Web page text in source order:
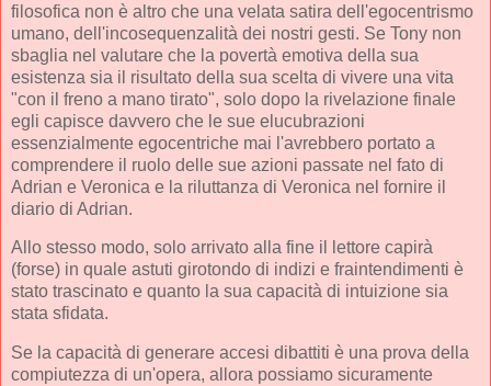
filosofica non è altro che una velata satira dell'egocentrismo
umano, dell'incosequenzalità dei nostri gesti. Se Tony non
sbaglia nel valutare che la povertà emotiva della sua
esistenza sia il risultato della sua scelta di vivere una vita
"con il freno a mano tirato", solo dopo la rivelazione finale
egli capisce davvero che le sue elucubrazioni
essenzialmente egocentriche mai l'avrebbero portato a
comprendere il ruolo delle sue azioni passate nel fato di
Adrian e Veronica e la riluttanza di Veronica nel fornire il
diario di Adrian.
Allo stesso modo, solo arrivato alla fine il lettore capirà
(forse) in quale astuti girotondo di indizi e fraintendimenti è
stato trascinato e quanto la sua capacità di intuizione sia
stata sfidata.
Se la capacità di generare accesi dibattiti è una prova della
compiutezza di un'opera, allora possiamo sicuramente